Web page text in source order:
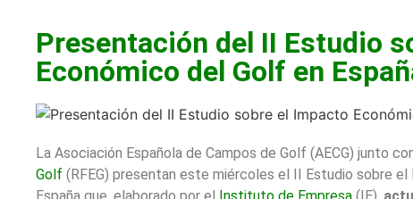
Presentación del II Estudio
Económico del Golf en
La Asociación Española de Campos de Golf (AECG) junto
Golf (RFEG) presentan este miércoles el II Estudio sobre